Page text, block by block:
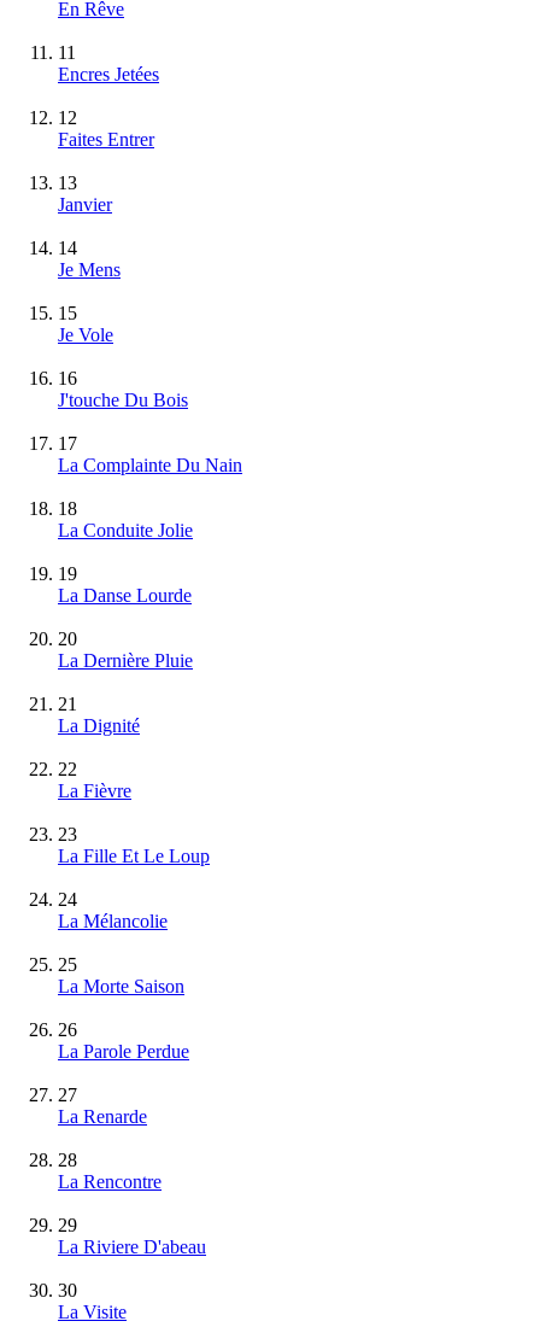
En Rêve
11
Encres Jetées
12
Faites Entrer
13
Janvier
14
Je Mens
15
Je Vole
16
J'touche Du Bois
17
La Complainte Du Nain
18
La Conduite Jolie
19
La Danse Lourde
20
La Dernière Pluie
21
La Dignité
22
La Fièvre
23
La Fille Et Le Loup
24
La Mélancolie
25
La Morte Saison
26
La Parole Perdue
27
La Renarde
28
La Rencontre
29
La Riviere D'abeau
30
La Visite